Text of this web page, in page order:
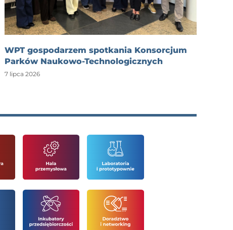
WPT gospodarzem spotkania Konsorcjum
Parków Naukowo-Technologicznych
7 lipca 2026